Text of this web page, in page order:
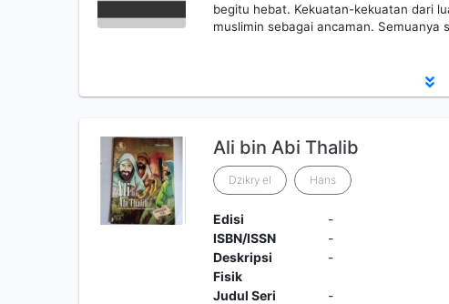
begitu hebat. Kekuatan-kekuatan dari
muslimin sebagai ancaman. Semuanya
Ali bin Abi Thalib
Dzikry el Hans
Edisi
-
ISBN/ISSN
-
Deskripsi
Fisik
-
Judul Seri
-